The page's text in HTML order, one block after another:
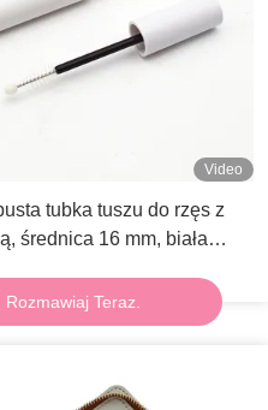
Video
tubka tuszu do rzęs z
średnica 16 mm, biała
Rozmawiaj Teraz.